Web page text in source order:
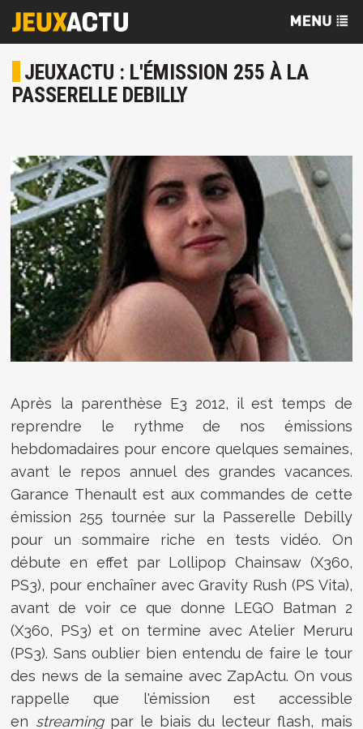
JEUXACTU : L'ÉMISSION 255 À LA
PASSERELLE DEBILLY
Après la parenthèse E3 2012, il est temps de
reprendre le rythme de nos émissions
hebdomadaires pour encore quelques semaines,
avant le repos annuel des grandes vacances.
Garance Thenault est aux commandes de cette
émission 255 tournée sur la Passerelle Debilly
pour un sommaire riche en tests vidéo. On
débute en effet par Lollipop Chainsaw (X360,
PS3), pour enchaîner avec Gravity Rush (PS Vita),
avant de voir ce que donne LEGO Batman 2
(X360, PS3) et on termine avec Atelier Meruru
(PS3). Sans oublier bien entendu de faire le tour
des news de la semaine avec ZapActu. On vous
rappelle que l'émission est accessible
en streaming par le biais du lecteur flash, mais